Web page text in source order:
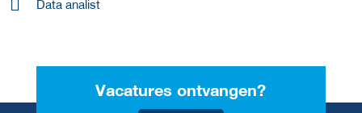
Data analist
Vacatures ontvangen?